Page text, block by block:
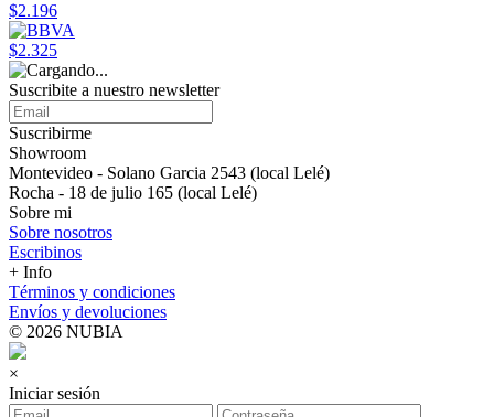
$2.196
$2.325
Suscribite a nuestro newsletter
Suscribirme
Showroom
Montevideo - Solano Garcia 2543 (local Lelé)
Rocha - 18 de julio 165 (local Lelé)
Sobre mi
Sobre nosotros
Escribinos
+ Info
Términos y condiciones
Envíos y devoluciones
© 2026 NUBIA
×
Iniciar sesión